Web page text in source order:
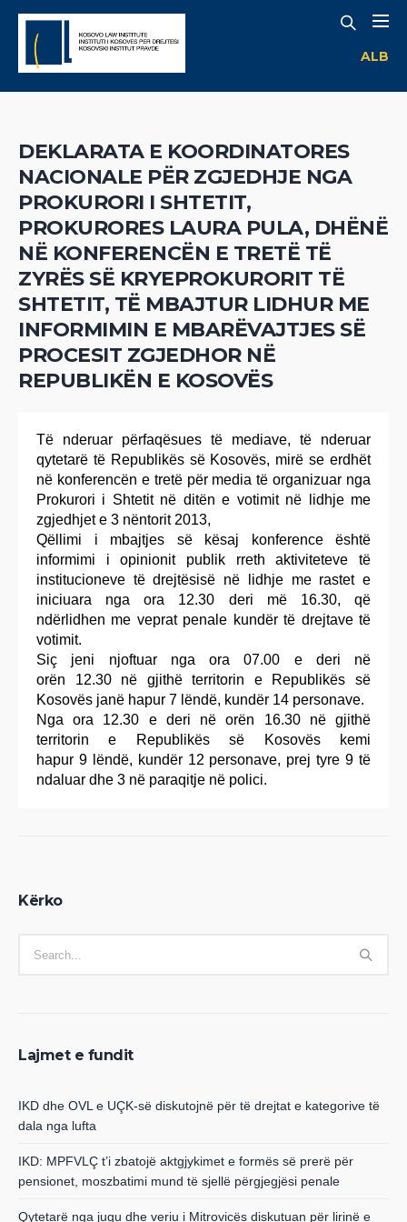
ALB
DEKLARATA E KOORDINATORES
NACIONALE PËR ZGJEDHJE NGA
PROKURORI I SHTETIT,
PROKURORES LAURA PULA, DHËNË
NË KONFERENCËN E TRETË TË
ZYRËS SË KRYEPROKURORIT TË
SHTETIT, TË MBAJTUR LIDHUR ME
INFORMIMIN E MBARËVAJTJES SË
PROCESIT ZGJEDHOR NË
REPUBLIKËN E KOSOVËS
Të nderuar përfaqësues të mediave, të nderuar
qytetarë të Republikës së Kosovës, mirë se erdhët
në konferencën e tretë për media të organizuar nga
Prokurori i Shtetit në ditën e votimit në lidhje me
zgjedhjet e 3 nëntorit 2013,
Qëllimi i mbajtjes së kësaj konference është
informimi i opinionit publik rreth aktiviteteve të
institucioneve të drejtësisë në lidhje me rastet e
iniciuara nga ora 12.30 deri më 16.30, që
ndërlidhen me veprat penale kundër të drejtave të
votimit.
Siç jeni njoftuar nga ora 07.00 e deri në
orën 12.30 në gjithë territorin e Republikës së
Kosovës janë hapur 7 lëndë, kundër 14 personave.
Nga ora 12.30 e deri në orën 16.30 në gjithë
territorin e Republikës së Kosovës kemi
hapur 9 lëndë, kundër 12 personave, prej tyre 9 të
ndaluar dhe 3 në paraqitje në polici.
Kërko
Lajmet e fundit
IKD dhe OVL e UÇK-së diskutojnë për të drejtat e kategorive të
dala nga lufta
IKD: MPFVLÇ t’i zbatojë aktgjykimet e formës së prerë për
pensionet, moszbatimi mund të sjellë përgjegjësi penale
Qytetarë nga jugu dhe veriu i Mitrovicës diskutuan për lirinë e